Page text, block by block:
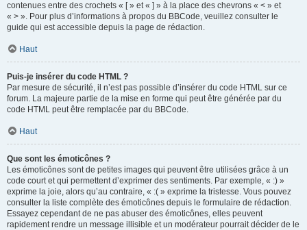
contenues entre des crochets « [ » et « ] » à la place des chevrons « < » et
« > ». Pour plus d’informations à propos du BBCode, veuillez consulter le
guide qui est accessible depuis la page de rédaction.
Haut
Puis-je insérer du code HTML ?
Par mesure de sécurité, il n’est pas possible d’insérer du code HTML sur ce
forum. La majeure partie de la mise en forme qui peut être générée par du
code HTML peut être remplacée par du BBCode.
Haut
Que sont les émoticônes ?
Les émoticônes sont de petites images qui peuvent être utilisées grâce à un
code court et qui permettent d’exprimer des sentiments. Par exemple, « :) »
exprime la joie, alors qu’au contraire, « :( » exprime la tristesse. Vous pouvez
consulter la liste complète des émoticônes depuis le formulaire de rédaction.
Essayez cependant de ne pas abuser des émoticônes, elles peuvent
rapidement rendre un message illisible et un modérateur pourrait décider de le